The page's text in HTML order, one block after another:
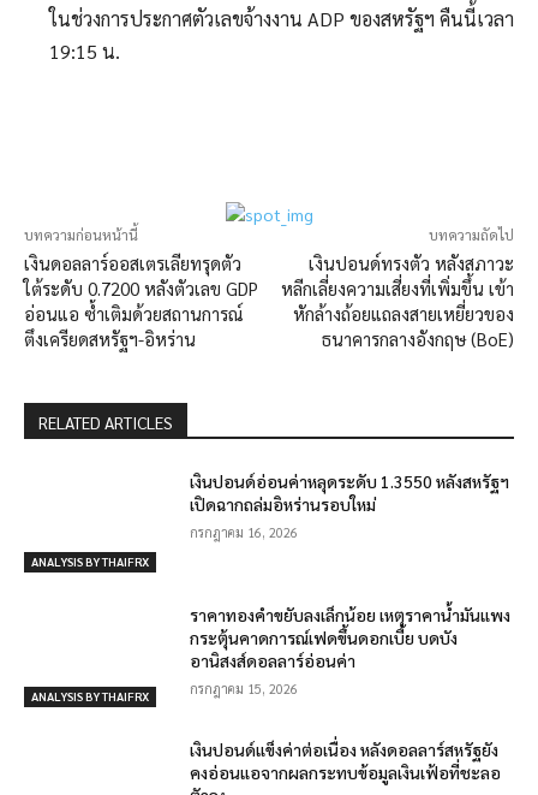
ในช่วงการประกาศตัวเลขจ้างงาน ADP ของสหรัฐฯ คืนนี้เวลา
19:15 น.
บทความก่อนหน้านี้
เงินดอลลาร์ออสเตรเลียทรุดตัว
ใต้ระดับ 0.7200 หลังตัวเลข GDP
อ่อนแอ ซ้ำเติมด้วยสถานการณ์
ตึงเครียดสหรัฐฯ-อิหร่าน
บทความถัดไป
เงินปอนด์ทรงตัว หลังสภาวะ
หลีกเลี่ยงความเสี่ยงที่เพิ่มขึ้น เข้า
หักล้างถ้อยแถลงสายเหยี่ยวของ
ธนาคารกลางอังกฤษ (BoE)
RELATED ARTICLES
ANALYSIS BY THAIFRX
เงินปอนด์อ่อนค่าหลุดระดับ 1.3550 หลังสหรัฐฯ
เปิดฉากถล่มอิหร่านรอบใหม่
กรกฎาคม 16, 2026
ANALYSIS BY THAIFRX
ราคาทองคำขยับลงเล็กน้อย เหตุราคาน้ำมันแพง
กระตุ้นคาดการณ์เฟดขึ้นดอกเบี้ย บดบัง
อานิสงส์ดอลลาร์อ่อนค่า
กรกฎาคม 15, 2026
เงินปอนด์แข็งค่าต่อเนื่อง หลังดอลลาร์สหรัฐยัง
คงอ่อนแอจากผลกระทบข้อมูลเงินเฟ้อที่ชะลอ